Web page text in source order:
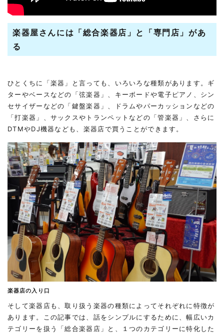
楽器屋さんには「総合楽器店」と「専門店」があ
る
ひとくちに「楽器」と言っても、いろいろな種類があります。ギ
ターやベースなどの「弦楽器」、キーボードや電子ピアノ、シン
セサイザーなどの「鍵盤楽器」、ドラムやパーカッションなどの
「打楽器」、サックスやトランペットなどの「管楽器」、さらに
DTMやDJ機器なども、楽器店で買うことができます。
楽器店の入り口
そして楽器店も、取り扱う楽器の種類によってそれぞれに特徴が
あります。この記事では、話をシンプルにするために、幅広いカ
テゴリーを扱う「総合楽器店」と、１つのカテゴリーに特化した